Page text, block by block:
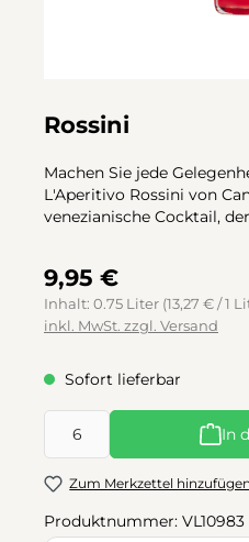
Rossini
Machen Sie jede
L'Aperitivo Rossini von
venezianische Cocktail,
9,95 €
Inhalt: 0.75 Liter (13,27 € / 1
inkl. MwSt. zzgl. Versand
Sofort lieferbar
Produkt Anzahl: Gib den
In
Zum Merkzettel hinzufügen
Produktnummer: VL10983